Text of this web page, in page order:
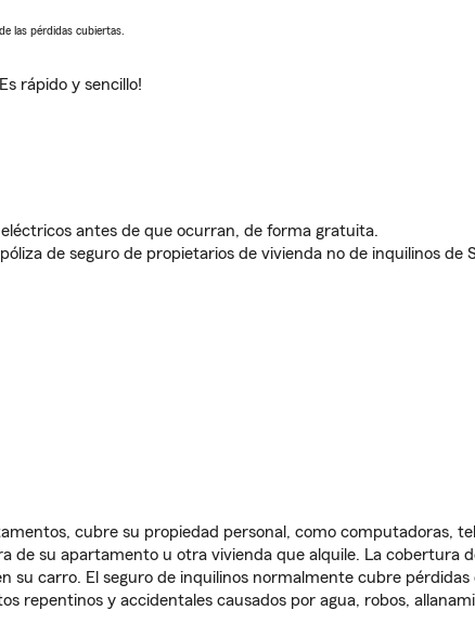
las pérdidas cubiertas.
rápido y sencillo!
antes de que ocurran, de forma gratuita.
de seguro de propietarios de vivienda no de inquilinos de
cubre su propiedad personal, como computadoras,
su apartamento u otra vivienda que alquile. La cobertura
su carro. El seguro de inquilinos normalmente cubre pérdidas
repentinos y accidentales causados por agua, robos,